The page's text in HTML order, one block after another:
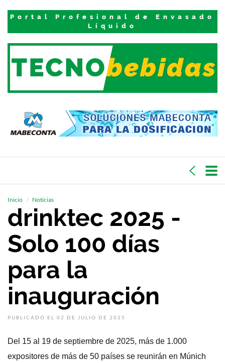
Portal Profesional de Envasado
Líquido
Inicio Noticias
drinktec 2025 -
Solo 100 días
para la
inauguración
PUBLICADO EL 02 DE JULIO DE 2025
Del 15 al 19 de septiembre de 2025, más de 1.000
expositores de más de 50 países se reunirán en Múnich